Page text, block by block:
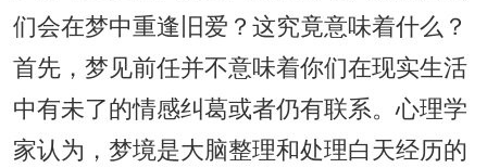
们会在梦中重逢旧爱？这究竟意味着什么？
首先，梦见前任并不意味着你们在现实生活
中有未了的情感纠葛或者仍有联系。心理学
家认为，梦境是大脑整理和处理白天经历的